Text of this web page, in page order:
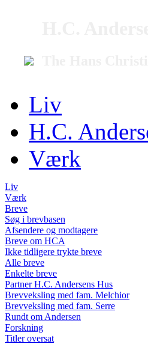
Liv
H.C.
Værk
Liv
Værk
Breve
Søg i brevbasen
Afsendere og modtagere
Breve om HCA
Ikke tidligere trykte breve
Alle breve
Enkelte breve
Partner H.C. Andersens Hus
Brevveksling med fam. Melchior
Brevveksling med fam. Serre
Rundt om Andersen
Forskning
Titler oversat